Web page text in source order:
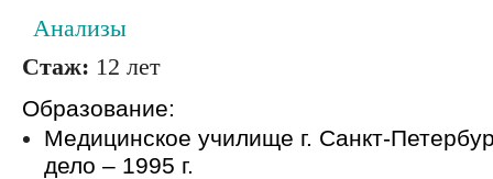
Анализы
Стаж: 12 лет
Образование:
Медицинское училище г. Санкт-
дело – 1995 г.